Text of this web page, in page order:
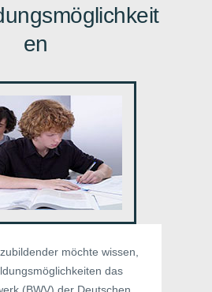
en
möchte wissen,
das